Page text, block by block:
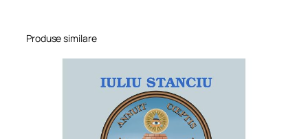
Produse similare